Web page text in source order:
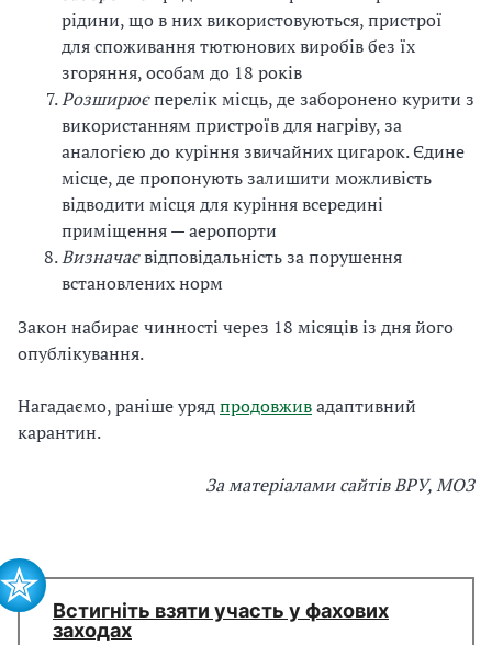
рідини, що в них використовуються, пристрої
для споживання тютюнових виробів без їх
згоряння, особам до 18 років
Розширюєперелік місць, де заборонено курити з
використанням пристроїв для нагріву, за
аналогією до куріння звичайних цигарок. Єдине
місце, де пропонують залишити можливість
відводити місця для куріння всередині
приміщення — аеропорти
Визначаєвідповідальність за порушення
встановлених норм
Закон набирає чинності через 18 місяців із дня його
опублікування.
Нагадаємо, раніше урядпродовживадаптивний
карантин.
За матеріалами сайтів ВРУ, МОЗ
Встигніть взяти участь у фахових
заходах